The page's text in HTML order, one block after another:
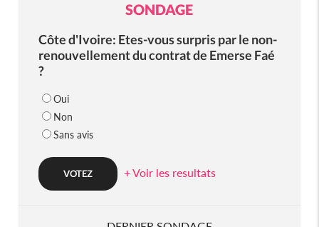
SONDAGE
Côte d'Ivoire: Etes-vous surpris par le non-
renouvellement du contrat de Emerse Faé
?
Oui
Non
Sans avis
+ Voir les resultats